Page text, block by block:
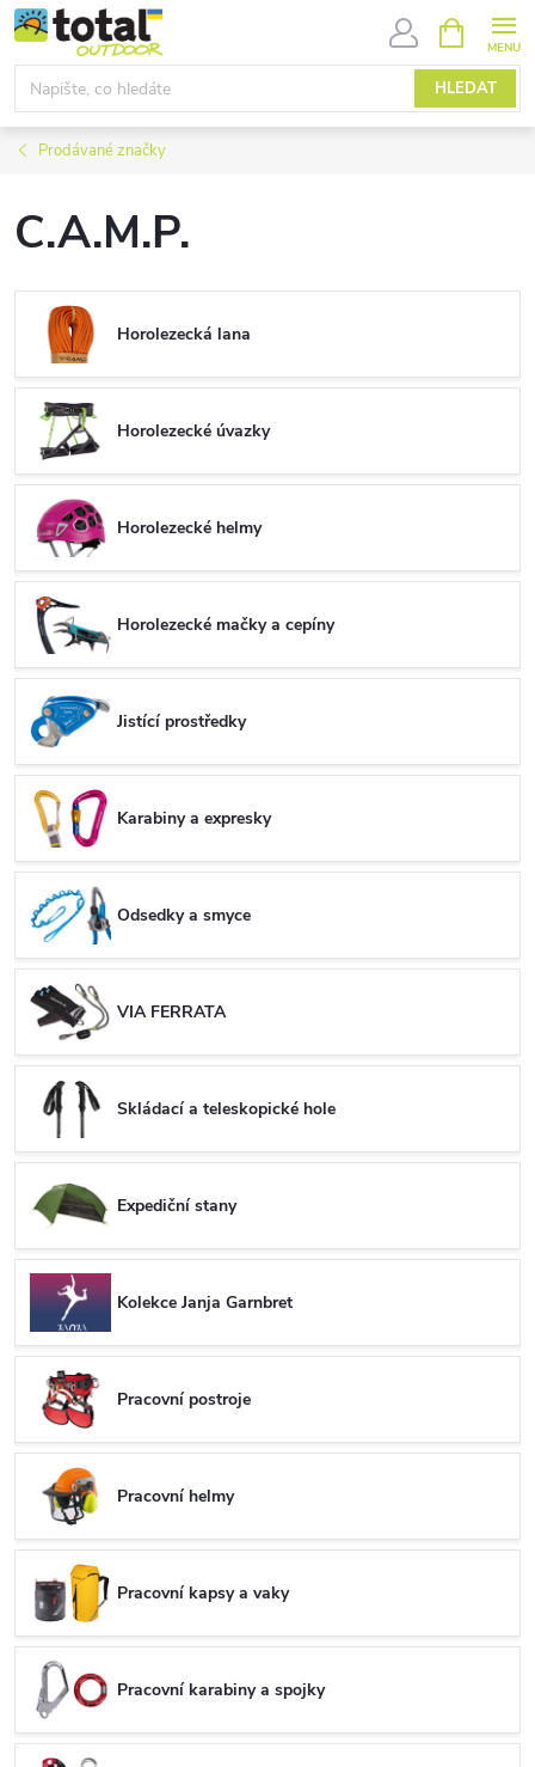
Přejít
na
obsah
HLEDAT
NÁKUPNÍ
KOŠÍK
Prodávané značky
C.A.M.P.
Horolezecká lana
Horolezecké úvazky
Horolezecké helmy
Horolezecké mačky a cepíny
Jistící prostředky
Karabiny a expresky
Odsedky a smyce
VIA FERRATA
Skládací a teleskopické hole
Expediční stany
Kolekce Janja Garnbret
Pracovní postroje
Pracovní helmy
Pracovní kapsy a vaky
Pracovní karabiny a spojky